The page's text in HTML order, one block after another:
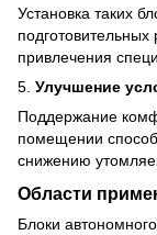
Установка таких
привлечения
5. Улучшение
Поддержание
помещении
снижению
Области
Блоки